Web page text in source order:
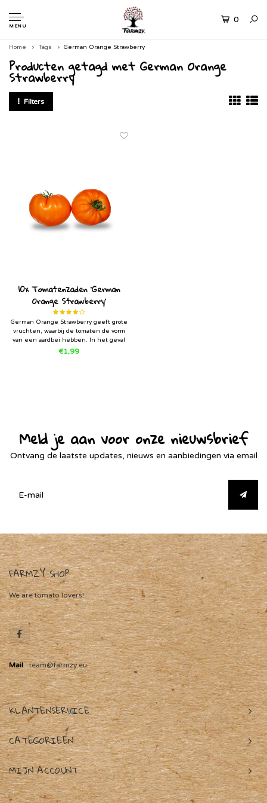
MENU
0
Home Tags German Orange Strawberry
Producten getagd met German Orange
Strawberry
Filters
10x Tomatenzaden 'German
Orange Strawberry'
German Orange Strawberry geeft grote
vruchten, waarbij de tomaten de vorm
van een aardbei hebben. In het geval
van deze vleestomaat gaat het wel om
€1,99
Meld je aan voor onze nieuwsbrief
Ontvang de laatste updates, nieuws en aanbiedingen via email
FARMZY SHOP
We are tomato lovers!
Mail team@farmzy.eu
KLANTENSERVICE
CATEGORIEËN
MIJN ACCOUNT